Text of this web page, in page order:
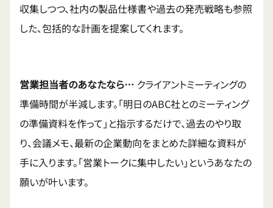
収集しつつ、社内の製品仕様書や過去の発売戦略も参照
した、包括的な計画を提案してくれます。
営業担当者のあなたなら… クライアントミーティングの
準備時間が半減します。「明日のABC社とのミーティング
の準備資料を作って」と指示するだけで、過去のやり取
り、会議メモ、最新の企業動向をまとめた詳細な資料が
手に入ります。「営業トークに集中したい」というあなたの
願いが叶います。